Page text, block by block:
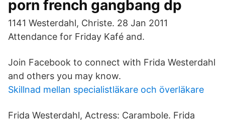
porn french gangbang dp
1141 Westerdahl, Christe. 28 Jan 2011
Attendance for Friday Kafé and.
Join Facebook to connect with Frida Westerdahl
and others you may know.
Skillnad mellan specialistläkare och överläkare
Frida Westerdahl, Actress: Carambole. Frida